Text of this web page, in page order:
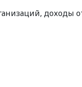
доходы